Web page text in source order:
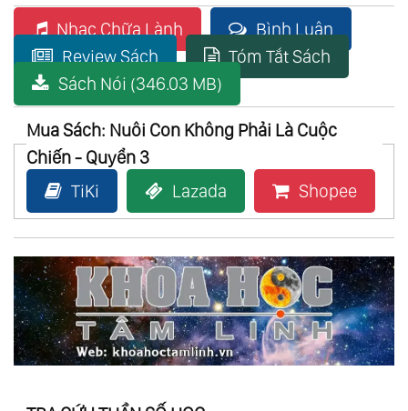
Nhạc Chữa Lành
Bình Luận
Review Sách
Tóm Tắt Sách
Sách Nói (346.03 MB)
Mua Sách: Nuôi Con Không Phải Là Cuộc
Chiến - Quyển 3
TiKi
Lazada Shopee